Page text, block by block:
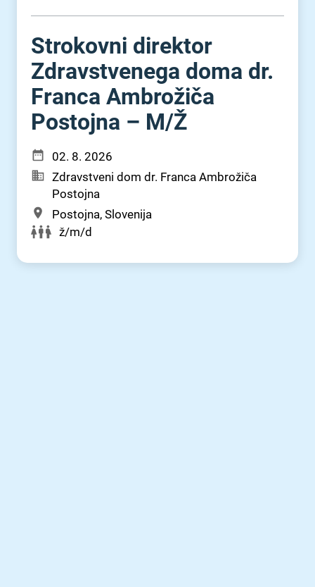
Strokovni direktor
Zdravstvenega doma dr.
Franca Ambrožiča
Postojna – M⁠/⁠Ž
02. 8. 2026
Zdravstveni dom dr. Franca Ambrožiča
Postojna
Postojna, Slovenija
ž/m/d